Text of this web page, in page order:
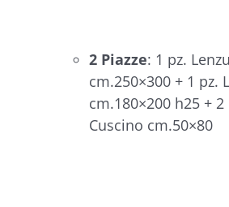
2 Piazze: 1 pz.
cm.250×300 + 1 pz.
cm.180×200 h25 + 2
Cuscino cm.50×80